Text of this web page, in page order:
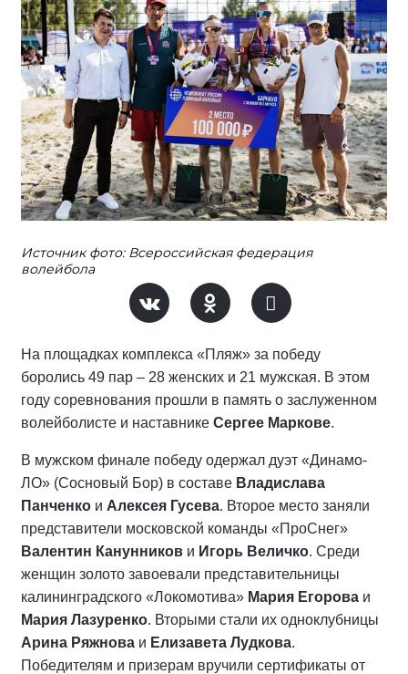
Источник фото: Всероссийская федерация
волейбола
На площадках комплекса «Пляж» за победу
боролись 49 пар – 28 женских и 21 мужская. В этом
году соревнования прошли в память о заслуженном
волейболисте и наставнике Сергее Маркове.
В мужском финале победу одержал дуэт «Динамо-
ЛО» (Сосновый Бор) в составе Владислава
Панченко и Алексея Гусева. Второе место заняли
представители московской команды «ПроСнег»
Валентин Канунников и Игорь Величко. Среди
женщин золото завоевали представительницы
калининградского «Локомотива» Мария Егорова и
Мария Лазуренко. Вторыми стали их одноклубницы
Арина Ряжнова и Елизавета Лудкова.
Победителям и призерам вручили сертификаты от